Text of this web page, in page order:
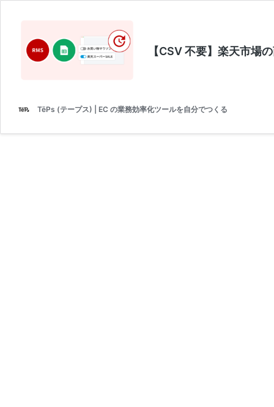
【CSV 不要】楽天市場
TēPs (テープス) | EC の業務効率化ツールを自分でつくる